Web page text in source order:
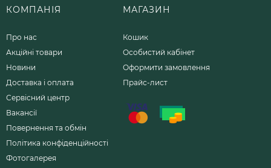
КОМПАНІЯ
Про нас
Акційні товари
Новини
Доставка і оплата
Сервісний центр
Вакансії
Повернення та обмін
Політика конфіденційності
Фотогалерея
МАГАЗИН
Кошик
Особистий кабінет
Оформити замовлення
Прайс-лист